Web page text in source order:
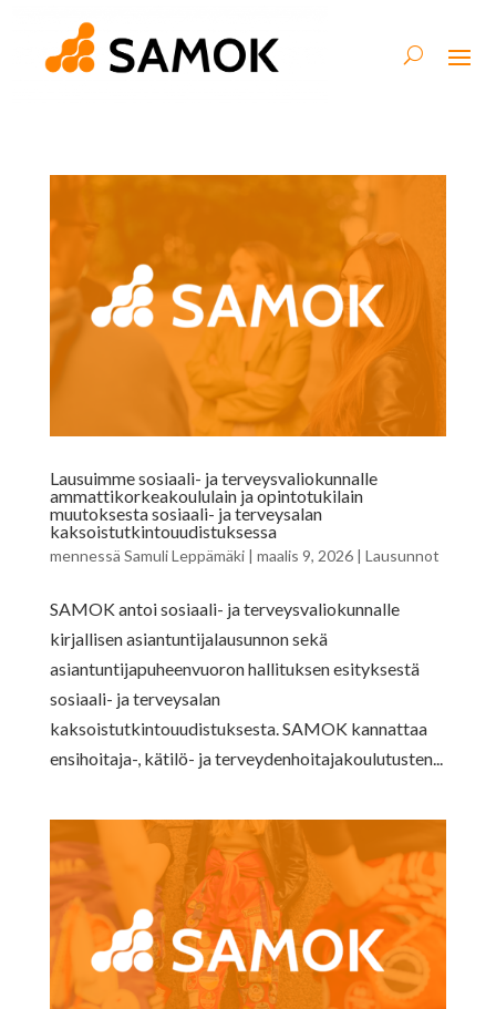
Lausuimme sosiaali- ja terveysvaliokunnalle
ammattikorkeakoululain ja opintotukilain
muutoksesta sosiaali- ja terveysalan
kaksoistutkintouudistuksessa
mennessä Samuli Leppämäki| maalis 9, 2026| Lausunnot
SAMOK antoi sosiaali- ja terveysvaliokunnalle
kirjallisen asiantuntijalausunnon sekä
asiantuntijapuheenvuoron hallituksen esityksestä
sosiaali- ja terveysalan
kaksoistutkintouudistuksesta. SAMOK kannattaa
ensihoitaja-, kätilö- ja terveydenhoitajakoulutusten...